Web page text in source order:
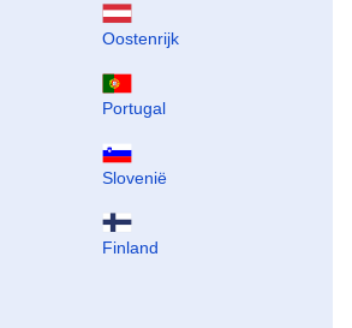
Oostenrijk
Portugal
Slovenië
Finland